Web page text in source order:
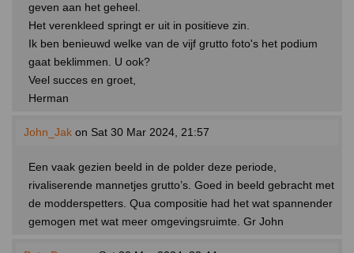
geven aan het geheel.
Het verenkleed springt er uit in positieve zin.
Ik ben benieuwd welke van de vijf grutto foto's het podium
gaat beklimmen. U ook?
Veel succes en groet,
Herman
John_Jak on Sat 30 Mar 2024, 21:57
Een vaak gezien beeld in de polder deze periode,
rivaliserende mannetjes grutto’s. Goed in beeld gebracht met
de modderspetters. Qua compositie had het wat spannender
gemogen met wat meer omgevingsruimte. Gr John